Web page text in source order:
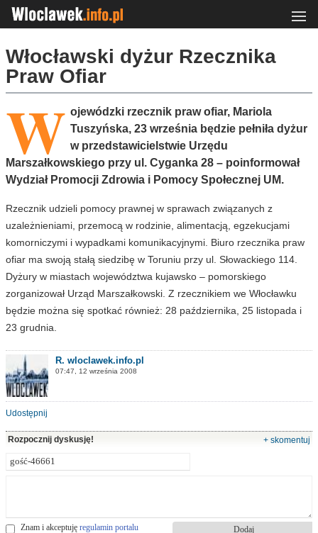
Włocławski dyżur Rzecznika
Praw Ofiar
W ojewódzki rzecznik praw ofiar, Mariola
Tuszyńska, 23 września będzie pełniła dyżur
w przedstawicielstwie Urzędu
Marszałkowskiego przy ul. Cyganka 28 – poinformował
Wydział Promocji Zdrowia i Pomocy Społecznej UM.
Rzecznik udzieli pomocy prawnej w sprawach związanych z
uzależnieniami, przemocą w rodzinie, alimentacją, egzekucjami
komorniczymi i wypadkami komunikacyjnymi. Biuro rzecznika praw
ofiar ma swoją stałą siedzibę w Toruniu przy ul. Słowackiego 114.
Dyżury w miastach województwa kujawsko – pomorskiego
zorganizował Urząd Marszałkowski. Z rzecznikiem we Włocławku
będzie można się spotkać również: 28 października, 25 listopada i
23 grudnia.
R. wloclawek.info.pl
07:47, 12 września 2008
Udostępnij
Rozpocznij dyskusję! + skomentuj
Znam i akceptuję regulamin portalu